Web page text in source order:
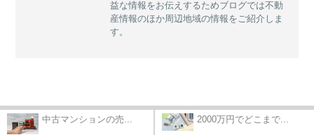
益な情報をお伝えするためブログでは不動
産情報のほか周辺地域の情報をご紹介しま
す。
中古マンションの売... 2000万円でどこまで...